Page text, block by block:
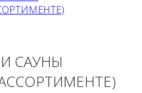
САУНЫ